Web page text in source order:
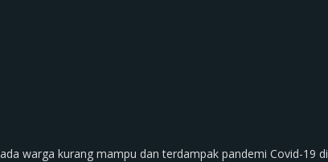
warga kurang mampu dan terdampak pandemi Covid-19 di